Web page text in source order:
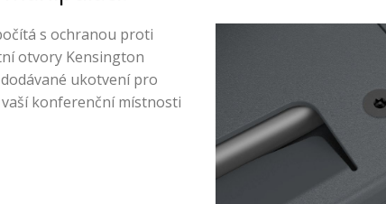
s ochranou proti
otvory Kensington
ukotvení pro
konferenční místnosti